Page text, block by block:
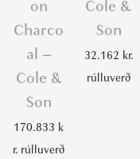
on
Charco
al –
Cole &
Son
170.833 k
r. rúlluverð
Cole &
Son
32.162 kr.
rúlluverð